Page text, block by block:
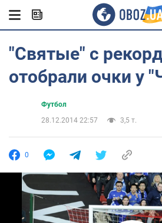
"Святые" с
отобрали очки у
Футбол
28.12.2014 22:57
3,5 т.
0